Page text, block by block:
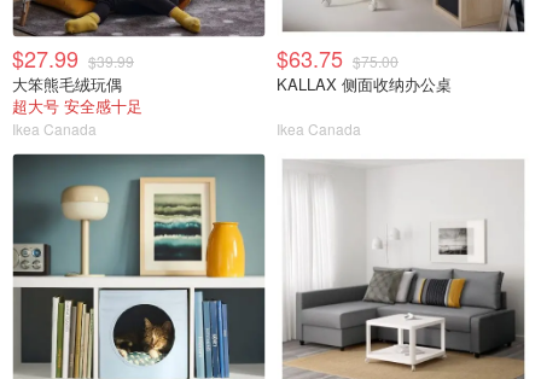
$27.99 $39.99
大笨熊毛绒玩偶
超大号 安全感十足
Ikea Canada
$63.75 $75.00
KALLAX 侧面收纳办公桌
Ikea Canada